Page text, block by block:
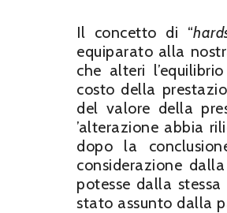
Il concetto di “
equiparato alla
che alteri
costo della
del valore della
’alterazione abbia
dopo la
considerazione
potesse dalla
stato assunto dalla